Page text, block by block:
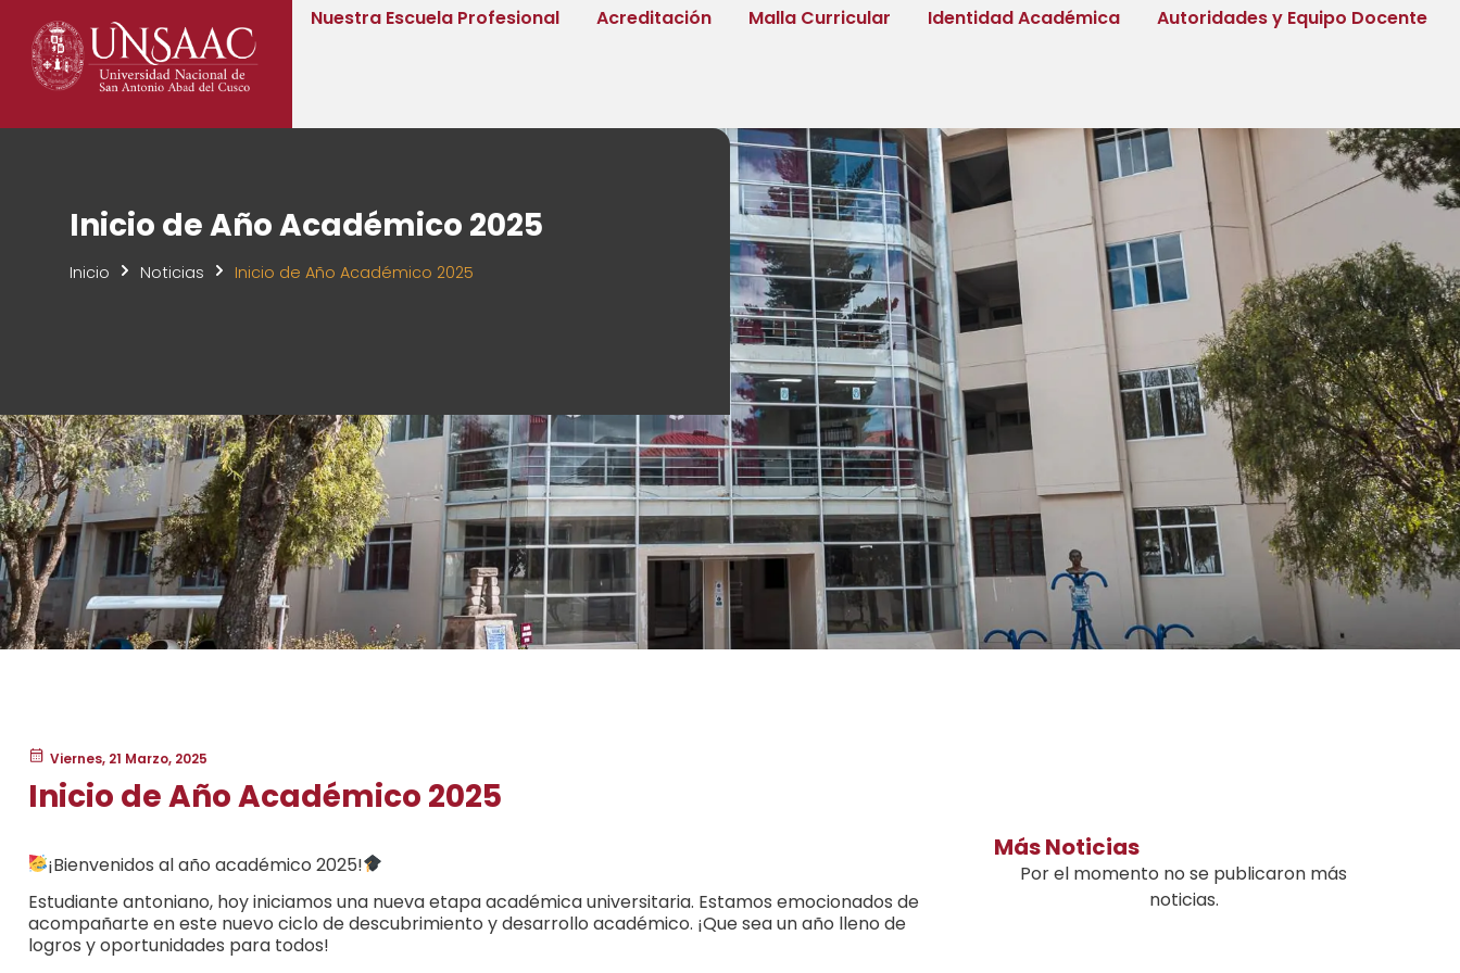
Nuestra Escuela Profesional Acreditación Malla Curricular Identidad Académica Autoridades y Equipo Docente
Inicio de Año Académico 2025
Inicio Noticias Inicio de Año Académico 2025
Viernes, 21 Marzo, 2025
Inicio de Año Académico 2025
¡Bienvenidos al año académico 2025!
Estudiante antoniano, hoy iniciamos una nueva etapa académica universitaria. Estamos emocionados de
acompañarte en este nuevo ciclo de descubrimiento y desarrollo académico. ¡Que sea un año lleno de
logros y oportunidades para todos!
Más Noticias
Por el momento no se publicaron más
noticias.